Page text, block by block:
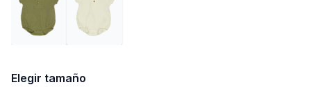
Elegir tamaño